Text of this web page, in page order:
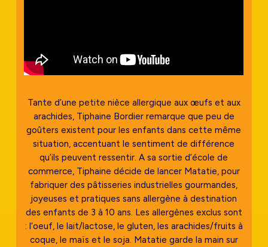
Tante d’une petite nièce allergique aux œufs et aux
arachides, Tiphaine Bordier remarque que peu de
goûters existent pour les enfants dans cette même
situation, accentuant le sentiment de différence
qu’ils peuvent ressentir. A sa sortie d’école de
commerce, Tiphaine décide de lancer Matatie, pour
fabriquer des pâtisseries industrielles gourmandes,
joyeuses et pratiques sans allergène à destination
des enfants de 3 à 10 ans. Les allergènes exclus sont
: l’oeuf, le lait/lactose, le gluten, les arachides/fruits à
coque, le maïs et le soja. Matatie garde la main sur